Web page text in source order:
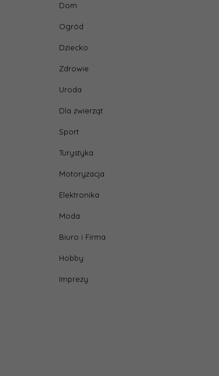
Dom
Ogród
Dziecko
Zdrowie
Uroda
Dla zwierząt
Sport
Turystyka
Motoryzacja
Elektronika
Moda
Biuro i Firma
Hobby
Imprezy